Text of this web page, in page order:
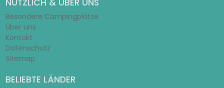
NÜTZLICH & ÜBER UNS
Besondere Campingplätze
Über uns
Kontakt
Datenschutz
Sitemap
BELIEBTE LÄNDER